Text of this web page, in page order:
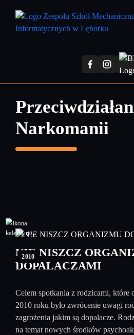
treści
Narkomanii
12
2010
NIE NISZCZ
DOPALACZAMI
Celem spotkania z rodzicami, które
2010 roku było zwrócenie uwagi
zagrożenia jakim są dopalacze.
na temat nowych środków